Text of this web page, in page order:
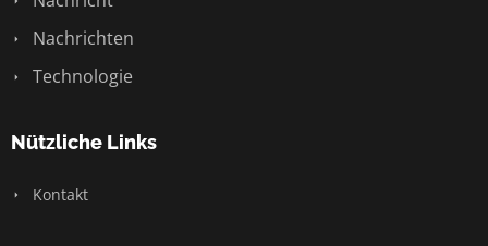
Nachrichten
Technologie
Nützliche Links
Kontakt